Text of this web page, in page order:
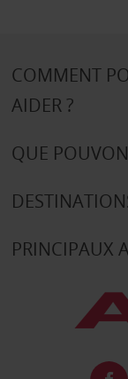
COMMENT
AIDER ?
QUE
PRINCIPAUX